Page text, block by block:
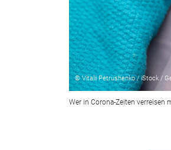
© Vitalii Petrushenko / iStock /
Wer in Corona-Zeiten verreisen